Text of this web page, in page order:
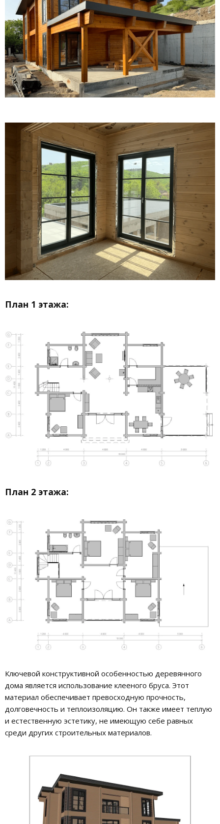
План 1 этажа:
План 2 этажа:
Ключевой конструктивной особенностью деревянного
дома является использование клееного бруса. Этот
материал обеспечивает превосходную прочность,
долговечность и теплоизоляцию. Он также имеет теплую
и естественную эстетику, не имеющую себе равных
среди других строительных материалов.